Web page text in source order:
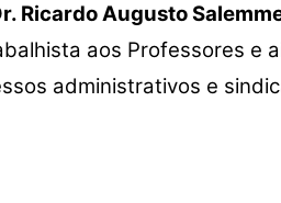
Ricardo Augusto
aos Professores e
administrativos e